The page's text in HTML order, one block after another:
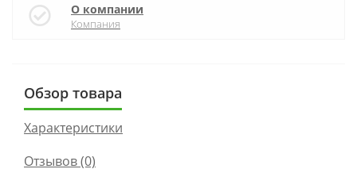
О компании
Компания
Обзор товара
Характеристики
Отзывов (0)